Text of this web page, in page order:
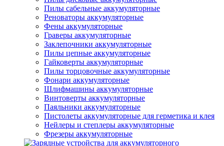
Пилы сабельные аккумуляторные
Реноваторы аккумуляторные
Фены аккумуляторные
Граверы аккумуляторные
Заклепочники аккумуляторные
Пилы цепные аккумуляторные
Гайковерты аккумуляторные
Пилы торцовочные аккумуляторные
Фонари аккумуляторные
Шлифмашины аккумуляторные
Винтоверты аккумуляторные
Паяльники аккумуляторные
Пистолеты аккумуляторные для герметика и клея
Нейлеры и степлеры аккумуляторные
Фрезеры аккумуляторные